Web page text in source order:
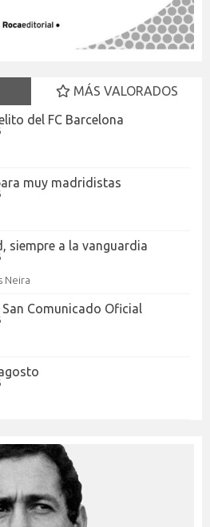
MÁS VALORADOS
del FC Barcelona
muy madridistas
siempre a la vanguardia
Neira
Comunicado Oficial